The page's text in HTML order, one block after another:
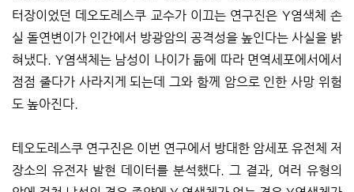
터장이었던 데오도레스쿠 교수가 이끄는 연구진은 Y염색체 손
실 돌연변이가 인간에서 방광암의 공격성을 높인다는 사실을 밝
혀냈다. Y염색체는 남성이 나이가 듦에 따라 면역세포에서에서
점점 줄다가 사라지게 되는데 그와 함께 암으로 인한 사망 위험
도 높아진다.
테오도레스쿠 연구진은 이번 연구에서 방대한 암세포 유전체 저
장소의 유전자 발현 데이터를 분석했다. 그 결과, 여러 유형의